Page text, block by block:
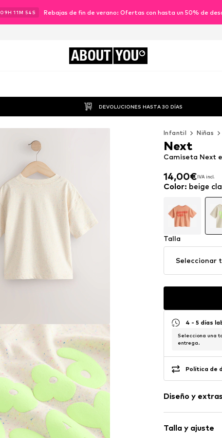
09H 11M 51 S Rebajas de fin de verano: Ofertas con hasta un 50% de
ABOUT YOU
DEVOLUCIONES HASTA 30 DÍAS
Infantil Niñas
14,00€IVA incl.
14,00€ IVA incl.
Camiseta Next
Next
Color: beige
Talla
Seleccionar
4 - 5 días
Selecciona una
entrega.
Política de
Diseño y extras
Jersey
Talla y ajuste